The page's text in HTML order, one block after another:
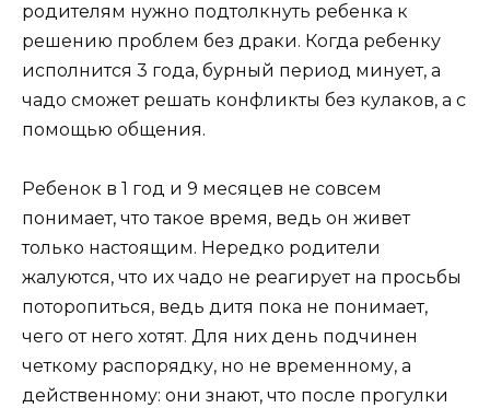
родителям нужно подтолкнуть ребенка к
решению проблем без драки. Когда ребенку
исполнится 3 года, бурный период минует, а
чадо сможет решать конфликты без кулаков, а с
помощью общения.
Ребенок в 1 год и 9 месяцев не совсем
понимает, что такое время, ведь он живет
только настоящим. Нередко родители
жалуются, что их чадо не реагирует на просьбы
поторопиться, ведь дитя пока не понимает,
чего от него хотят. Для них день подчинен
четкому распорядку, но не временному, а
действенному: они знают, что после прогулки